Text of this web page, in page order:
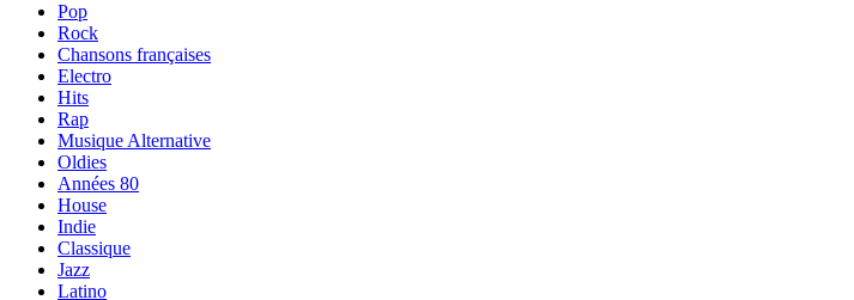
Pop
Rock
Chansons françaises
Electro
Hits
Rap
Musique Alternative
Oldies
Années 80
House
Indie
Classique
Jazz
Latino